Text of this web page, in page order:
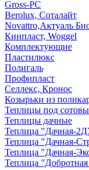
Gross-PC
Berolux, Соталайт
Novattro,Актуаль
Кинпласт, Woggel
Комплектующие
Пластилюкс
Полигаль
Профипласт
Селлекс, Кронос
Козырьки из
Теплицы под
Теплицы дачные
Теплица "Дачная-
Теплица "Дачная-
Теплица "Дачная-
Теплица